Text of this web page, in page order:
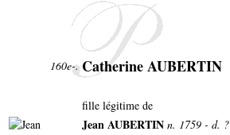
160e-. Catherine AUBERTIN
fille légitime de
Jean AUBERTIN n. 1759 - d. ?